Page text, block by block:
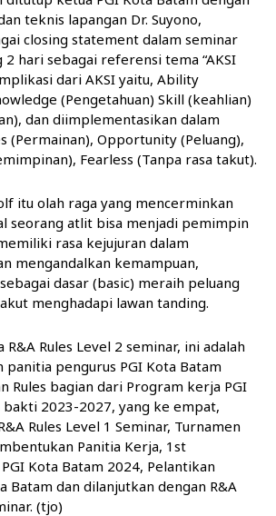
teknis lapangan Dr. Suyono,
closing statement dalam seminar
hari sebagai referensi tema “AKSI
dari AKSI yaitu, Ability
(Pengetahuan) Skill (keahlian)
dan diimplementasikan dalam
(Permainan), Opportunity (Peluang),
Fearless (Tanpa rasa takut).
itu olah raga yang mencerminkan
seorang atlit bisa menjadi pemimpin
rasa kejujuran dalam
mengandalkan kemampuan,
dasar (basic) meraih peluang
menghadapi lawan tanding.
Rules Level 2 seminar, ini adalah
pengurus PGI Kota Batam
Rules bagian dari Program kerja PGI
bakti 2023-2027, yang ke empat,
Rules Level 1 Seminar, Turnamen
Panitia Kerja, 1st
Kota Batam 2024, Pelantikan
Batam dan dilanjutkan dengan R&A
(tjo)